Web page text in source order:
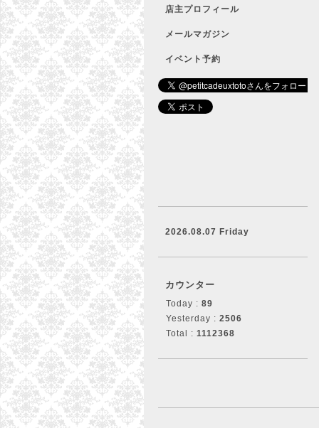
店主プロフィール
メールマガジン
イベント予約
2026.08.07 Friday
カウンター
Today : 89
Yesterday : 2506
Total : 1112368